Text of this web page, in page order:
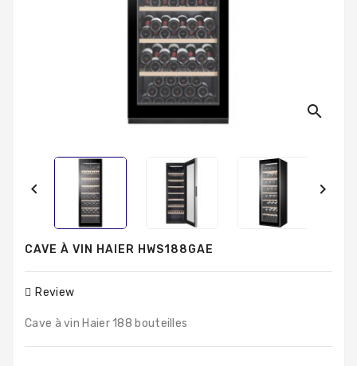
search
 
CAVE À VIN HAIER HWS188GAE
Review
Cave à vin Haier 188 bouteilles